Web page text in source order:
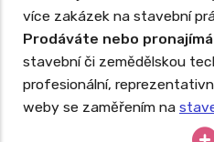
více zakázek na stavební
Prodáváte nebo
stavební či zemědělskou
profesionální,
weby se zaměřením na
. Drahé stroje